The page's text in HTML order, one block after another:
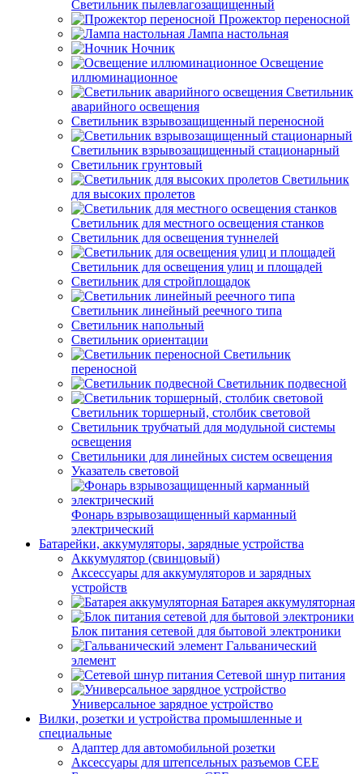
Светильник пылевлагозащищенный
Прожектор переносной
Лампа настольная
Ночник
Освещение
иллюминационное
Светильник
аварийного освещения
Светильник взрывозащищенный переносной
Светильник взрывозащищенный стационарный
Светильник грунтовый
Светильник
для высоких пролетов
Светильник для местного освещения станков
Светильник для освещения туннелей
Светильник для освещения улиц и площадей
Светильник для стройплощадок
Светильник линейный реечного типа
Светильник напольный
Светильник ориентации
Светильник
переносной
Светильник подвесной
Светильник торшерный, столбик световой
Светильник трубчатый для модульной системы
освещения
Светильники для линейных систем освещения
Указатель световой
Фонарь взрывозащищенный карманный
электрический
Батарейки, аккумуляторы, зарядные устройства
Аккумулятор (свинцовый)
Аксессуары для аккумуляторов и зарядных
устройств
Батарея аккумуляторная
Блок питания сетевой для бытовой электроники
Гальванический
элемент
Сетевой шнур питания
Универсальное зарядное устройство
Вилки, розетки и устройства промышленные и
специальные
Адаптер для автомобильной розетки
Аксессуары для штепсельных разъемов CEE